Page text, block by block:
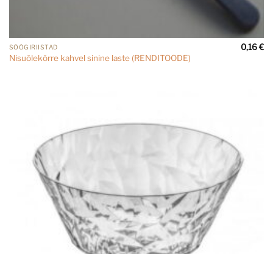
SÖÖGIRIISTAD
Nisuõlekõrre kahvel sinine laste (RENDITOODE)
0,16€